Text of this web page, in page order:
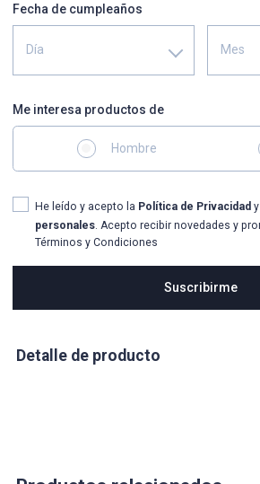
Fecha de cumpleaños
Día Mes
Me interesa productos de
Hombre
He leído y acepto la Política de Privacidad y
personales. Acepto recibir novedades y
Términos y Condiciones
Suscribirme
Detalle de producto